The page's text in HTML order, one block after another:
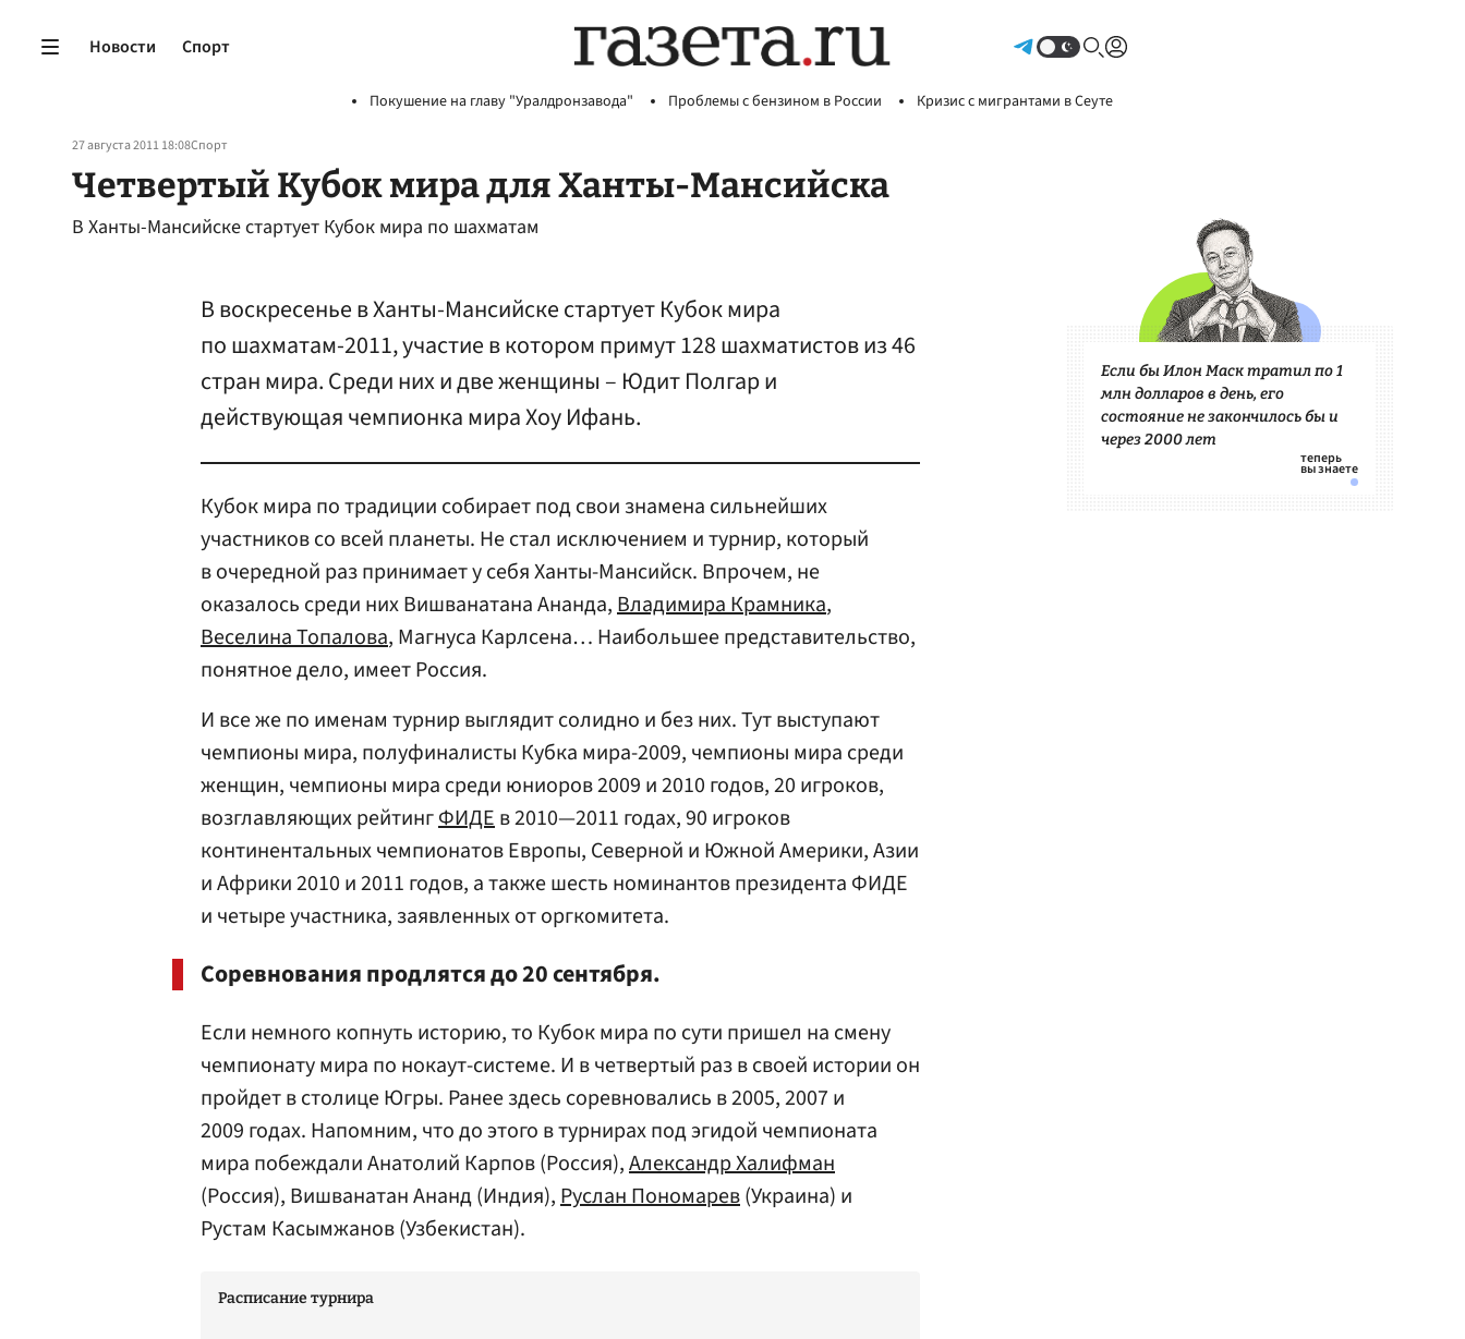
Новости Спорт
Покушение на главу "Уралдронзавода" Проблемы с бензином в России Кризис с мигрантами в Сеуте
27 августа 2011 18:08Спорт
Четвертый Кубок мира для Ханты-Мансийска
В Ханты-Мансийске стартует Кубок мира по шахматам
В воскресенье в Ханты-Мансийске стартует Кубок мира
по шахматам-2011, участие в котором примут 128 шахматистов из 46
стран мира. Среди них и две женщины – Юдит Полгар и
действующая чемпионка мира Хоу Ифань.
Кубок мира по традиции собирает под свои знамена сильнейших
участников со всей планеты. Не стал исключением и турнир, который
в очередной раз принимает у себя Ханты-Мансийск. Впрочем, не
оказалось среди них Вишванатана Ананда,Владимира Крамника,
Веселина Топалова, Магнуса Карлсена… Наибольшее представительство,
понятное дело, имеет Россия.
И все же по именам турнир выглядит солидно и без них. Тут выступают
чемпионы мира, полуфиналисты Кубка мира-2009, чемпионы мира среди
женщин, чемпионы мира среди юниоров 2009 и 2010 годов, 20 игроков,
возглавляющих рейтингФИДЕв 2010—2011 годах, 90 игроков
континентальных чемпионатов Европы, Северной и Южной Америки, Азии
и Африки 2010 и 2011 годов, а также шесть номинантов президента ФИДЕ
и четыре участника, заявленных от оргкомитета.
Соревнования продлятся до 20 сентября.
Если немного копнуть историю, то Кубок мира по сути пришел на смену
чемпионату мира по нокаут-системе. И в четвертый раз в своей истории он
пройдет в столице Югры. Ранее здесь соревновались в 2005, 2007 и
2009 годах. Напомним, что до этого в турнирах под эгидой чемпионата
мира побеждали Анатолий Карпов (Россия),Александр Халифман
(Россия), Вишванатан Ананд (Индия),Руслан Пономарев(Украина) и
Рустам Касымжанов (Узбекистан).
Расписание турнира
Если бы Илон Маск тратил по 1
млн долларов в день, его
состояние не закончилось бы и
через 2000 лет